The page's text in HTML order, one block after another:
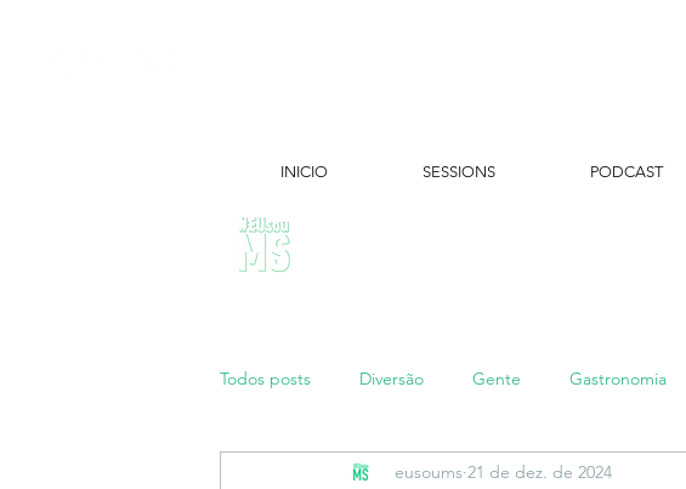
Todos posts Diversão Gente Gastronomia
Papo de Mãe #maratonei #setembroamarelo
eusoums 21 de dez. de 2024
INICIO SESSIONS PODCAST